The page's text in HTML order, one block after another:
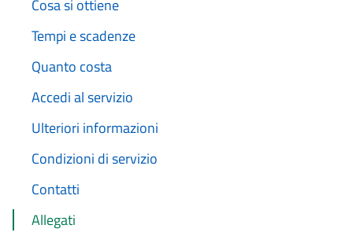
Cosa si ottiene
Tempi e scadenze
Quanto costa
Accedi al servizio
Ulteriori informazioni
Condizioni di servizio
Contatti
Allegati